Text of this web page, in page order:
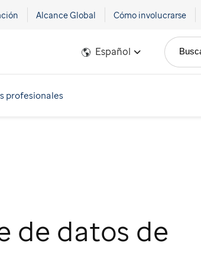
Alcance Global Cómo involucrarse
Español
profesionales
de datos de